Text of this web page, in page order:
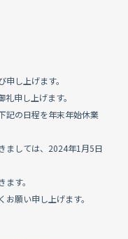
し上げます。
申し上げます。
記の日程を年末年始休業
ましては、2024年1月5日
す。
願い申し上げます。